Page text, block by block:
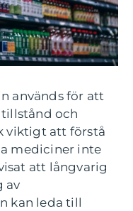
används för att
och
viktigt att förstå
mediciner inte
att långvarig
av
kan leda till